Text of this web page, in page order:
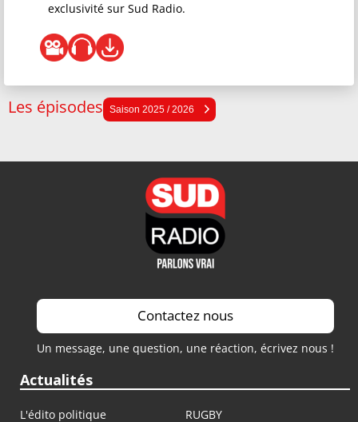
exclusivité sur Sud Radio.
Les épisodes Saison 2025 / 2026
Saison 2023 / 2024
Contactez nous
Un message, une question, une réaction, écrivez nous !
Actualités
L'édito politique
RUGBY